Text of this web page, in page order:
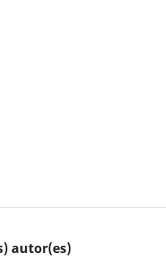
autor(es)